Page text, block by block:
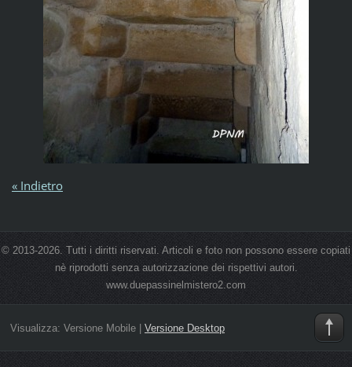
« Indietro
© 2013-2026. Tutti i diritti riservati. Articoli e foto non possono essere copiati
nè riprodotti senza autorizzazione dei rispettivi autori.
www.duepassinelmistero2.com
Visualizza: Versione Mobile| Versione Desktop